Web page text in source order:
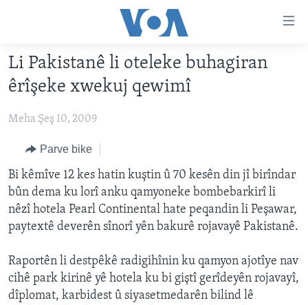
Yekser
here
naveroka
Yekser
serekî
Yekser
here
Lêgerînê
NÛÇE
VÎDYO GALERÎ
FOTO GALERÎ
RADYO
HEVPEYVÎN
HERÊMÊN KURDAN
AMERÎKA
TIRKÎYE
SÛRÎYE
ÎRAQ
ROJHILATA NAVÎN
CÎHAN
Li Pakistanê li oteleke buhagiran
êrîşeke xwekuj qewimî
Meha Şeş 10, 2009
Parve bike
Bi kêmîve 12 kes hatin kuştin û 70 kesên din jî birîndar
bûn dema ku lorî anku qamyoneke bombebarkirî li
nêzî hotela Pearl Continental hate peqandin li Peşawar,
paytextê deverên sînorî yên bakurê rojavayê Pakistanê.
Raportên li destpêkê radigihînin ku qamyon ajotîye nav
cihê park kirinê yê hotela ku bi giştî gerîdeyên rojavayî,
dîplomat, karbidest û siyasetmedarên bilind lê